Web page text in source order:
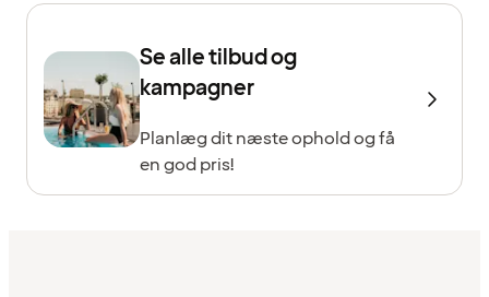
Se alle tilbud og
kampagner
Planlæg dit næste ophold og få
en god pris!